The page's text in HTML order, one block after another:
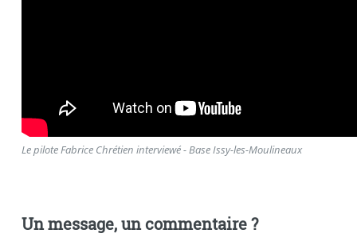
Le pilote Fabrice Chrétien interviewé - Base Issy-les-Moulineaux
Un message, un commentaire ?